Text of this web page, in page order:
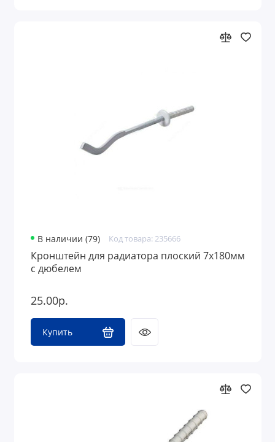
В наличии (79) Код товара: 235666
Кронштейн для радиатора плоский 7х180мм
с дюбелем
25.00р.
Купить